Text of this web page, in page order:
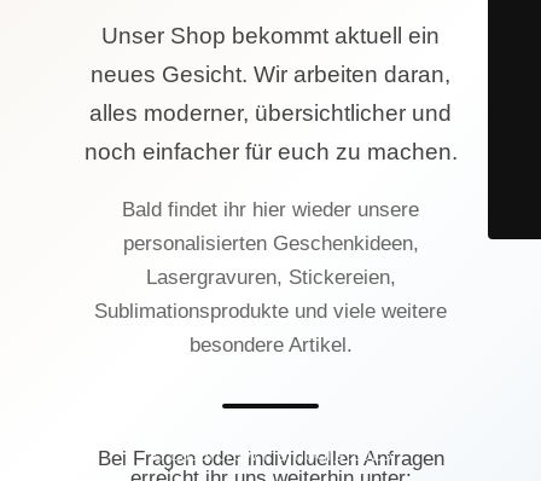
Unser Shop bekommt aktuell ein
neues Gesicht. Wir arbeiten daran,
alles moderner, übersichtlicher und
noch einfacher für euch zu machen.
Bald findet ihr hier wieder unsere
personalisierten Geschenkideen,
Lasergravuren, Stickereien,
Sublimationsprodukte und viele weitere
besondere Artikel.
Bei Fragen oder individuellen Anfragen
© Lasercrew Hamburg 2023